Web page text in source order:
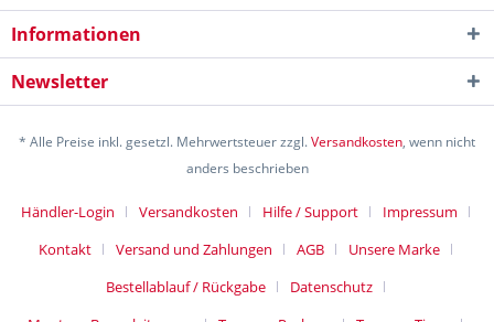
Informationen
Newsletter
* Alle Preise inkl. gesetzl. Mehrwertsteuer zzgl.Versandkosten, wenn nicht
anders beschrieben
Händler-Login Versandkosten Hilfe / Support
Impressum
Kontakt
Versand und Zahlungen AGB
Unsere Marke
Bestellablauf / Rückgabe
Datenschutz